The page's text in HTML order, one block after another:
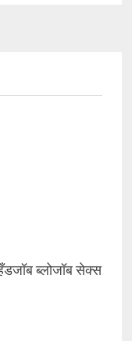
ब्लोजॉब सेक्स